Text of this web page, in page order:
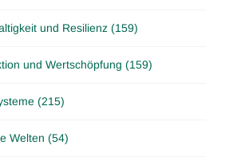
und Resilienz (159)
und Wertschöpfung (159)
(215)
Welten (54)